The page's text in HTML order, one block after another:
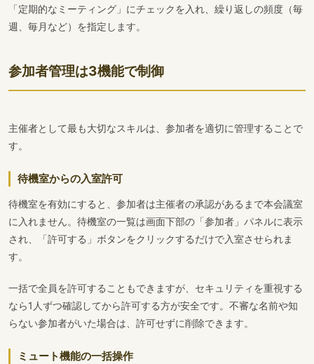
「定期的なミーティング」にチェックを入れ、繰り返しの頻度（毎
週、毎月など）を指定します。
参加者管理は3機能で制御
主催者として最も大切なスキルは、参加者を適切に管理することで
す。
待機室からの入室許可
待機室を有効にすると、参加者は主催者の承認があるまで本会議室
に入れません。待機室の一覧は画面下部の「参加者」パネルに表示
され、「許可する」ボタンをクリックするだけで入室させられま
す。
一括で全員を許可することもできますが、セキュリティを重視する
なら1人ずつ確認してから許可する方が安全です。不審な名前や知
らない参加者がいた場合は、許可せずに削除できます。
ミュート機能の一括操作